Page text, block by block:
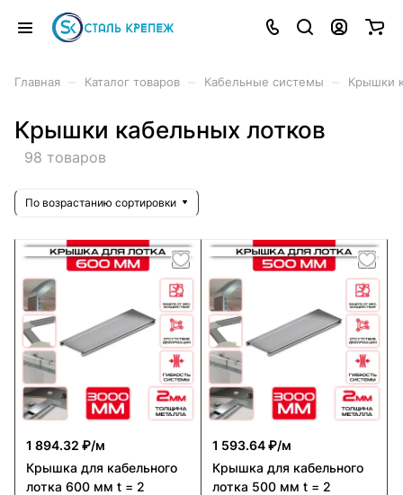
Главная Каталог товаров Кабельные системы Крышки
Крышки кабельных лотков
98 товаров
По возрастанию сортировки
1 894.32 ₽/м
Крышка для кабельного
лотка 600 мм t = 2
1 593.64 ₽/м
Крышка для кабельного
лотка 500 мм t = 2